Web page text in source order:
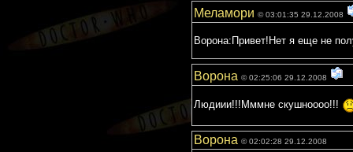
Меламори © 03:01:35 29.12.2008
Ворона:Привет!Нет я еще не
Ворона © 02:25:06 29.12.2008
Людиии!!!Мммне скушноооо!!!
Ворона © 02:02:28 29.12.2008